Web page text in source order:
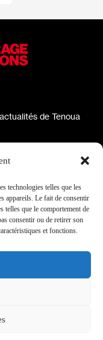
technologies telles que les
appareils. Le fait de consentir
telles que le comportement de
consentir ou de retirer son
et fonctions.
de Tenoua
sociaux